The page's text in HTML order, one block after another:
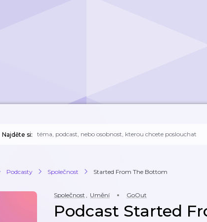
Najděte si:
Podcasty Společnost Started From The Bottom
Společnost , Umění GoOut
Podcast Started